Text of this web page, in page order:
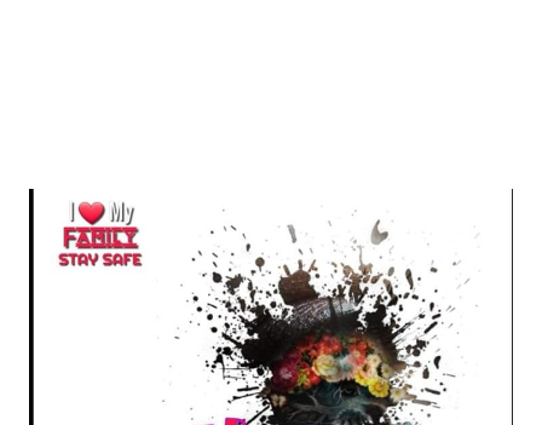
Mau:- V-Mart को जिला प्रशासन ने किया सील
Mau Beat Media - Dec 19 2022
Mau:-माफिया मुख्तार अंसारी के सहयोगी रफीक पर बड़ी
Mau Beat Media - Dec 14 2022
Mau:- प्री बोर्ड टापर्स को किया गया सम्मानित
-Dec 14 2022
Mau:-जिलाधिकारी ने गुंडा एक्ट के तहत 10 लोगों को किया जिला
Mau Beat Media Dec 10 2022